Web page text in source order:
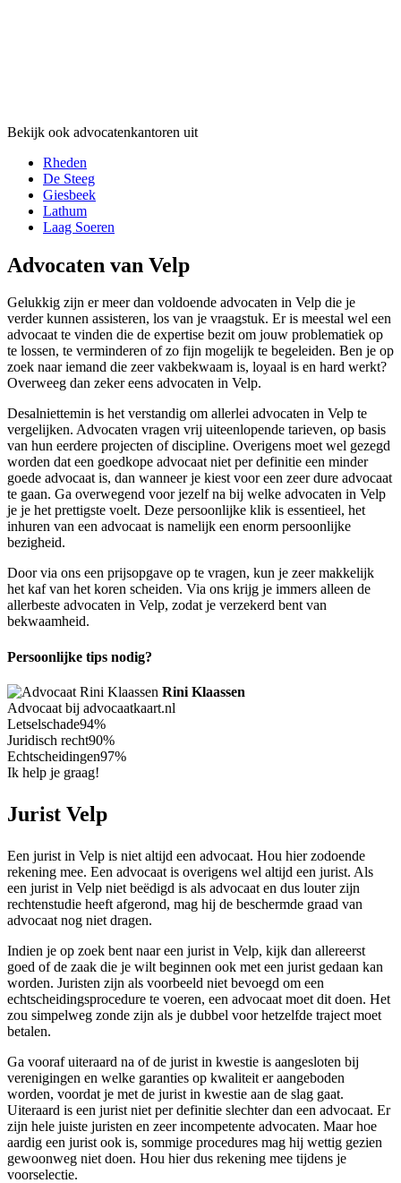
Bekijk ook advocatenkantoren uit
Rheden
De Steeg
Giesbeek
Lathum
Laag Soeren
Advocaten van Velp
Gelukkig zijn er meer dan voldoende advocaten in Velp die je
verder kunnen assisteren, los van je vraagstuk. Er is meestal wel een
advocaat te vinden die de expertise bezit om jouw problematiek op
te lossen, te verminderen of zo fijn mogelijk te begeleiden. Ben je op
zoek naar iemand die zeer vakbekwaam is, loyaal is en hard werkt?
Overweeg dan zeker eens advocaten in Velp.
Desalniettemin is het verstandig om allerlei advocaten in Velp te
vergelijken. Advocaten vragen vrij uiteenlopende tarieven, op basis
van hun eerdere projecten of discipline. Overigens moet wel gezegd
worden dat een goedkope advocaat niet per definitie een minder
goede advocaat is, dan wanneer je kiest voor een zeer dure advocaat
te gaan. Ga overwegend voor jezelf na bij welke advocaten in Velp
je je het prettigste voelt. Deze persoonlijke klik is essentieel, het
inhuren van een advocaat is namelijk een enorm persoonlijke
bezigheid.
Door via ons een prijsopgave op te vragen, kun je zeer makkelijk
het kaf van het koren scheiden. Via ons krijg je immers alleen de
allerbeste advocaten in Velp, zodat je verzekerd bent van
bekwaamheid.
Persoonlijke tips nodig?
Rini Klaassen
Advocaat bij advocaatkaart.nl
Letselschade94%
Juridisch recht90%
Echtscheidingen97%
Ik help je graag!
Jurist Velp
Een jurist in Velp is niet altijd een advocaat. Hou hier zodoende
rekening mee. Een advocaat is overigens wel altijd een jurist. Als
een jurist in Velp niet beëdigd is als advocaat en dus louter zijn
rechtenstudie heeft afgerond, mag hij de beschermde graad van
advocaat nog niet dragen.
Indien je op zoek bent naar een jurist in Velp, kijk dan allereerst
goed of de zaak die je wilt beginnen ook met een jurist gedaan kan
worden. Juristen zijn als voorbeeld niet bevoegd om een
echtscheidingsprocedure te voeren, een advocaat moet dit doen. Het
zou simpelweg zonde zijn als je dubbel voor hetzelfde traject moet
betalen.
Ga vooraf uiteraard na of de jurist in kwestie is aangesloten bij
verenigingen en welke garanties op kwaliteit er aangeboden
worden, voordat je met de jurist in kwestie aan de slag gaat.
Uiteraard is een jurist niet per definitie slechter dan een advocaat. Er
zijn hele juiste juristen en zeer incompetente advocaten. Maar hoe
aardig een jurist ook is, sommige procedures mag hij wettig gezien
gewoonweg niet doen. Hou hier dus rekening mee tijdens je
voorselectie.